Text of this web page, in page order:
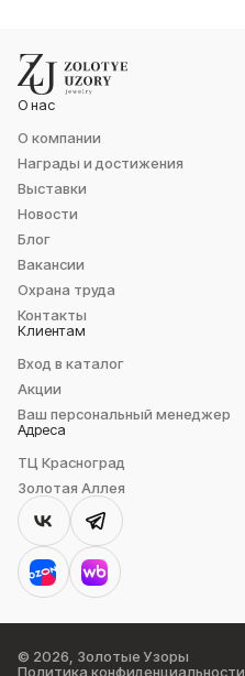
О нас
О компании
Награды и достижения
Выставки
Новости
Блог
Вакансии
Охрана труда
Контакты
Клиентам
Вход в каталог
Акции
Ваш персональный менеджер
Адреса
ТЦ Красноград
Золотая Аллея
© 2026, Золотые Узоры
Политика конфиденциальности